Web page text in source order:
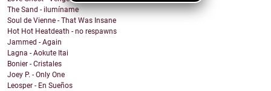
The Sand - ilumíname
Soul de Vienne - That Was Insane
Hot Hot Heatdeath - no respawns
Jammed - Again
Lagna - Aokute Itai
Bonier - Cristales
Joey P. - Only One
Leosper - En Sueños